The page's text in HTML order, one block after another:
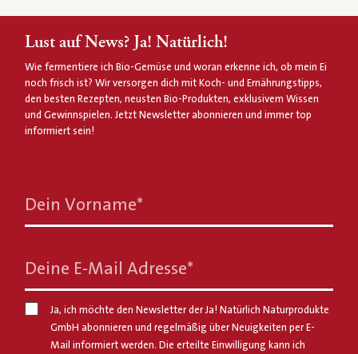
Lust auf News? Ja! Natürlich!
Wie fermentiere ich Bio-Gemüse und woran erkenne ich, ob mein Ei
noch frisch ist? Wir versorgen dich mit Koch- und Ernährungstipps,
den besten Rezepten, neusten Bio-Produkten, exklusivem Wissen
und Gewinnspielen. Jetzt Newsletter abonnieren und immer top
informiert sein!
Dein Vorname*
Deine E-Mail Adresse*
Ja, ich möchte den Newsletter der Ja! Natürlich Naturprodukte
GmbH abonnieren und regelmäßig über Neuigkeiten per E-
Mail informiert werden. Die erteilte Einwilligung kann ich